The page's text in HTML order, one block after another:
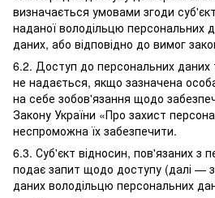
визначається умовами згоди
наданої володільцю персональних
даних, або відповідно до вимог
6.2. Доступ до персональних даних
не надається, якщо зазначена
на себе зобов'язання щодо
Закону України «Про захист
неспроможна їх забезпечити.
6.3. Суб'єкт відносин, пов'язаних з
подає запит щодо доступу (далі —
даних володільцю персональних